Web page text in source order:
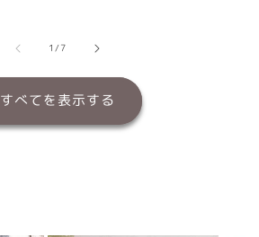
1/の
7
すべてを表示する